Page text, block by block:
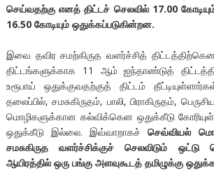
செய்வதற்கு எனத் திட்டச் செலவில் 17.00
16.50 கோடியும் ஒதுக்கப்படுகின்றன.
இவை தவிர சமற்கிருத வளர்ச்சித்
திட்டங்களுக்காக 11 ஆம் ஐந்தாண்டுத்
உரூபாய் ஒதுக்குவதற்குத் திட்டம்
தலைப்பில், சமசுகிருதம், பாலி, பிராகிருதம்,
மொழிகளுக்கான கல்விக்கென ஒதுக்கீடு
ஒதுக்கீடு இல்லை. இவ்வாறாகச் செவ்வியல்
சமசுகிருத வளர்ச்சிக்குச் செலவிடும்
ஆயிரத்தில் ஒரு பங்கு அளவுகூடத் தமிழுக்கு